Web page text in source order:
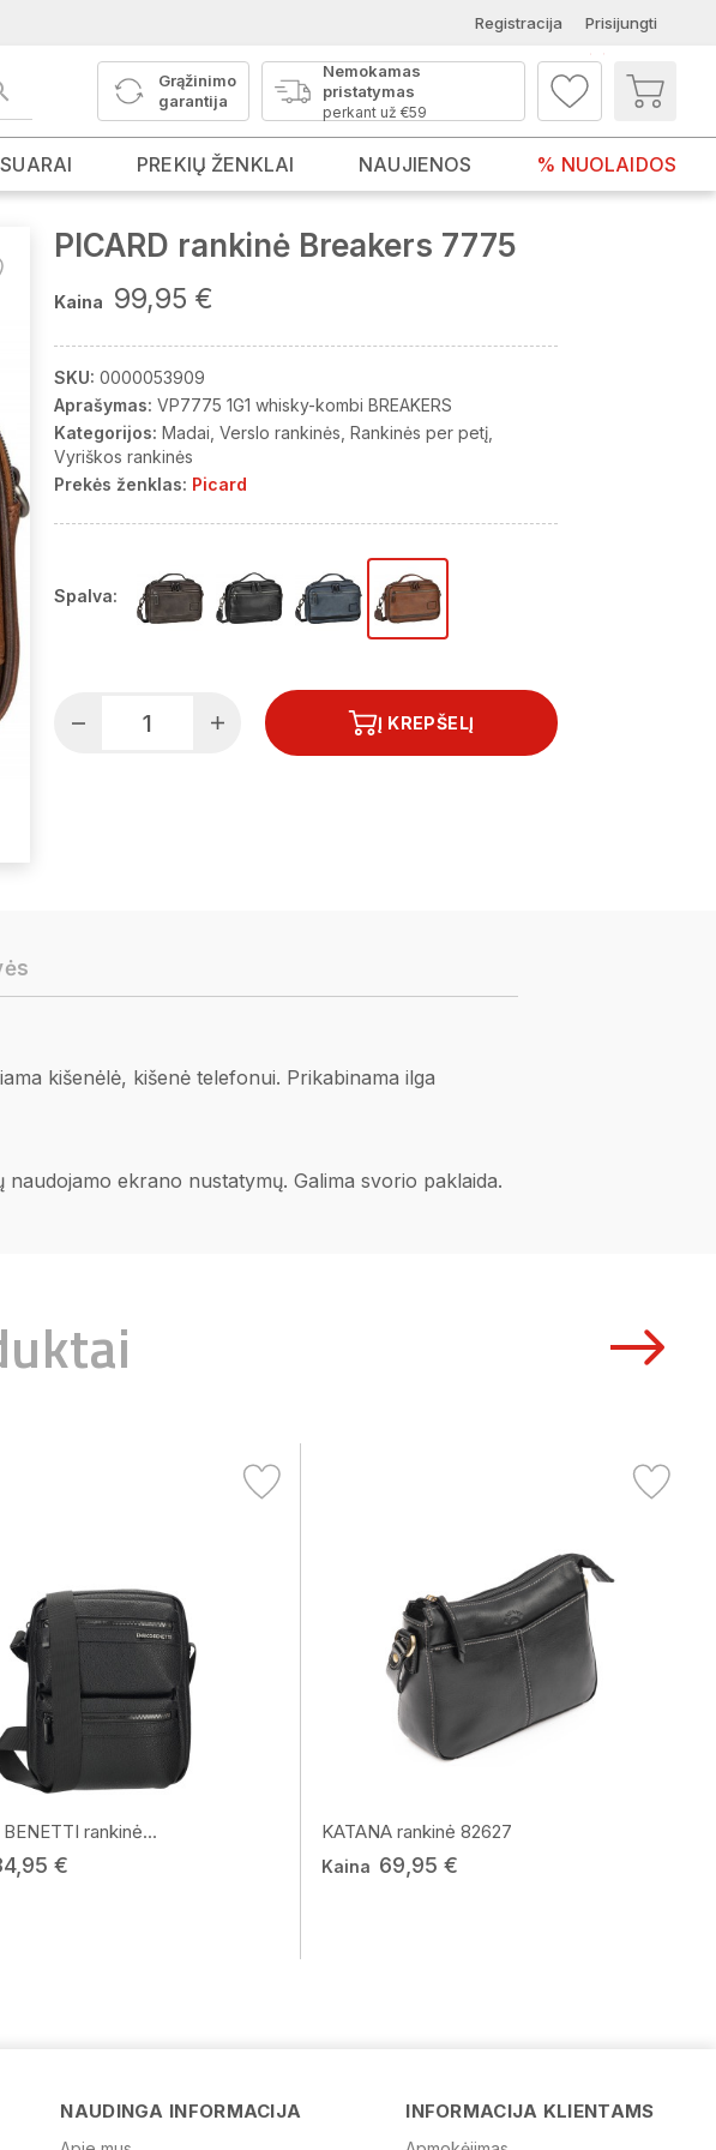
Registracija Prisijungti
Grąžinimo
garantija
Nemokamas
pristatymas
perkant už €59
PREKIŲ ŽENKLAI NAUJIENOS % NUOLAIDOS
PICARD rankinė Breakers 7775
Kaina 99,95 €
SKU: 0000053909
Aprašymas: VP7775 1G1 whisky-kombi BREAKERS
Kategorijos: Madai Verslo rankinės Rankinės per petį
Vyriškos rankinės
Prekės ženklas: Picard
Spalva:
Į KREPŠELĮ
kišenėlė, kišenė telefonui. Prikabinama ilga
ekrano nustatymų. Galima svorio paklaida.
BENETTI rankinė...
€
KATANA rankinė 82627
Kaina 69,95 €
NAUDINGA INFORMACIJA INFORMACIJA KLIENTAMS